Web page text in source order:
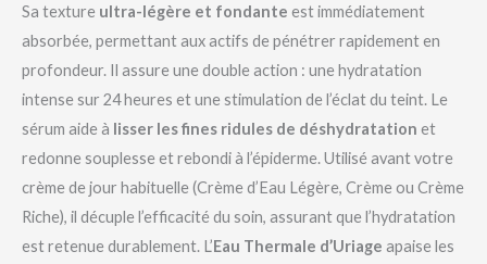
Sa texture ultra-légère et fondante est immédiatement
absorbée, permettant aux actifs de pénétrer rapidement en
profondeur. Il assure une double action : une hydratation
intense sur 24 heures et une stimulation de l’éclat du teint. Le
sérum aide à lisser les fines ridules de déshydratation et
redonne souplesse et rebondi à l’épiderme. Utilisé avant votre
crème de jour habituelle (Crème d’Eau Légère, Crème ou Crème
Riche), il décuple l’efficacité du soin, assurant que l’hydratation
est retenue durablement. L’Eau Thermale d’Uriage apaise les